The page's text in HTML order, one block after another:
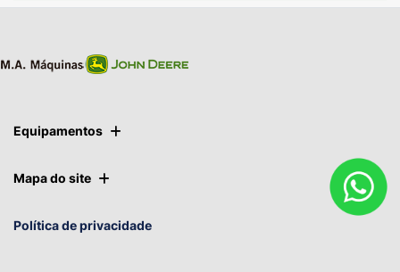
Equipamentos
Mapa do site
Política de privacidade